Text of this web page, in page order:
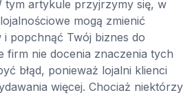
tym artykule przyjrzymy się, w
mogą zmienić
popchnąć Twój biznes do
firm nie docenia znaczenia tych
błąd, ponieważ lojalni klienci
więcej. Chociaż niektórzy